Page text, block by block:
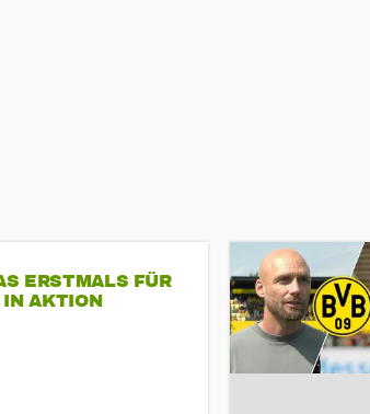
ERSTMALS FÜR
IN AKTION